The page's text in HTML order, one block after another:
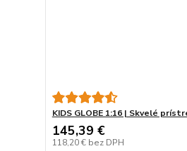
KIDS GLOBE 1:16 | Skvelé
145,39 €
118,20 € bez DPH